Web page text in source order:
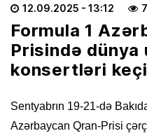
12.09.2025 - 13:12
Formula 1
Prisində dünya
konsertləri
Sentyabrın 19-21-də
Azərbaycan Qran-Prisi